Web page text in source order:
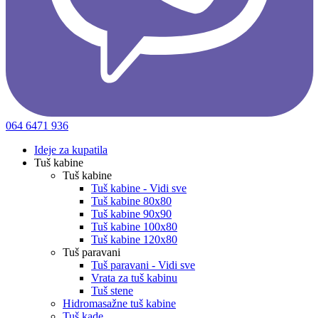
064 6471 936
Ideje za kupatila
Tuš kabine
Tuš kabine
Tuš kabine - Vidi sve
Tuš kabine 80x80
Tuš kabine 90x90
Tuš kabine 100x80
Tuš kabine 120x80
Tuš paravani
Tuš paravani - Vidi sve
Vrata za tuš kabinu
Tuš stene
Hidromasažne tuš kabine